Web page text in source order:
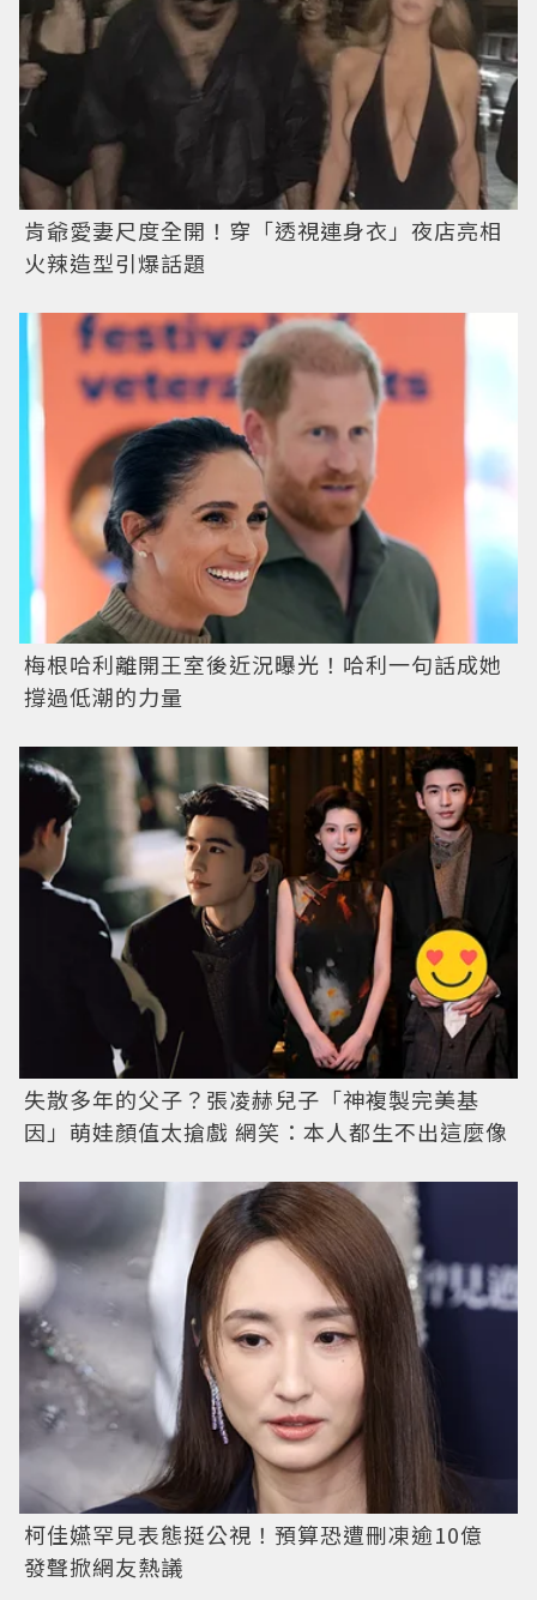
肯爺愛妻尺度全開！穿「透視連身衣」夜店亮相
火辣造型引爆話題
梅根哈利離開王室後近況曝光！哈利一句話成她
撐過低潮的力量
失散多年的父子？張凌赫兒子「神複製完美基
因」萌娃顏值太搶戲 網笑：本人都生不出這麼像
柯佳嬿罕見表態挺公視！預算恐遭刪凍逾10億
發聲掀網友熱議